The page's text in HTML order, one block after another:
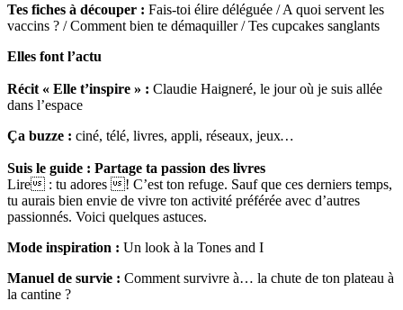
Tes fiches à découper : Fais-toi élire déléguée / A quoi servent les
vaccins ? / Comment bien te démaquiller / Tes cupcakes sanglants
Elles font l’actu
Récit « Elle t’inspire » : Claudie Haigneré, le jour où je suis allée
dans l’espace
Ça buzze : ciné, télé, livres, appli, réseaux, jeux…
Suis le guide : Partage ta passion des livres
Lire : tu adores ! C’est ton refuge. Sauf que ces derniers temps,
tu aurais bien envie de vivre ton activité préférée avec d’autres
passionnés. Voici quelques astuces.
Mode inspiration : Un look à la Tones and I
Manuel de survie : Comment survivre à… la chute de ton plateau à
la cantine ?